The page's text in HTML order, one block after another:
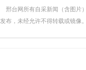
邢台网所有自采新闻（含图片）
布，未经允许不得转载或镜像。